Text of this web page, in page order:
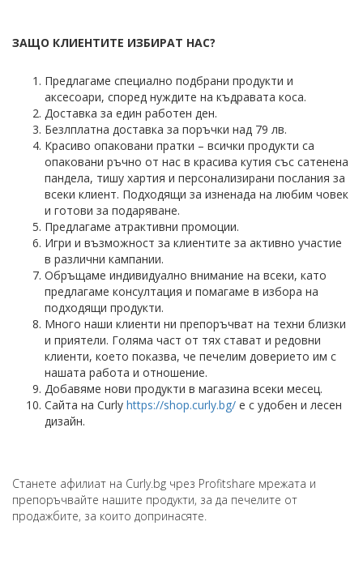
ЗАЩО КЛИЕНТИТЕ ИЗБИРАТ НАС?
Предлагаме специално подбрани продукти и
аксесоари, според нуждите на къдравата коса.
Доставка за един работен ден.
Безлплатна доставка за поръчки над 79 лв.
Красиво опаковани пратки – всички продукти са
опаковани ръчно от нас в красива кутия със сатенена
пандела, тишу хартия и персонализирани послания за
всеки клиент. Подходящи за изненада на любим човек
и готови за подаряване.
Предлагаме атрактивни промоции.
Игри и възможност за клиентите за активно участие
в различни кампании.
Обръщаме индивидуално внимание на всеки, като
предлагаме консултация и помагаме в избора на
подходящи продукти.
Много наши клиенти ни препоръчват на техни близки
и приятели. Голяма част от тях стават и редовни
клиенти, което показва, че печелим доверието им с
нашата работа и отношение.
Добавяме нови продукти в магазина всеки месец.
Сайта на Curly https://shop.curly.bg/ е с удобен и лесен
дизайн.
Станете афилиат на Curly.bg чрез Profitshare мрежата и
препоръчвайте нашите продукти, за да печелите от
продажбите, за които допринасяте.